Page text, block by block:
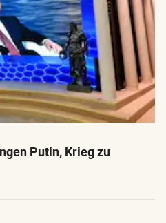
Putin, Krieg zu